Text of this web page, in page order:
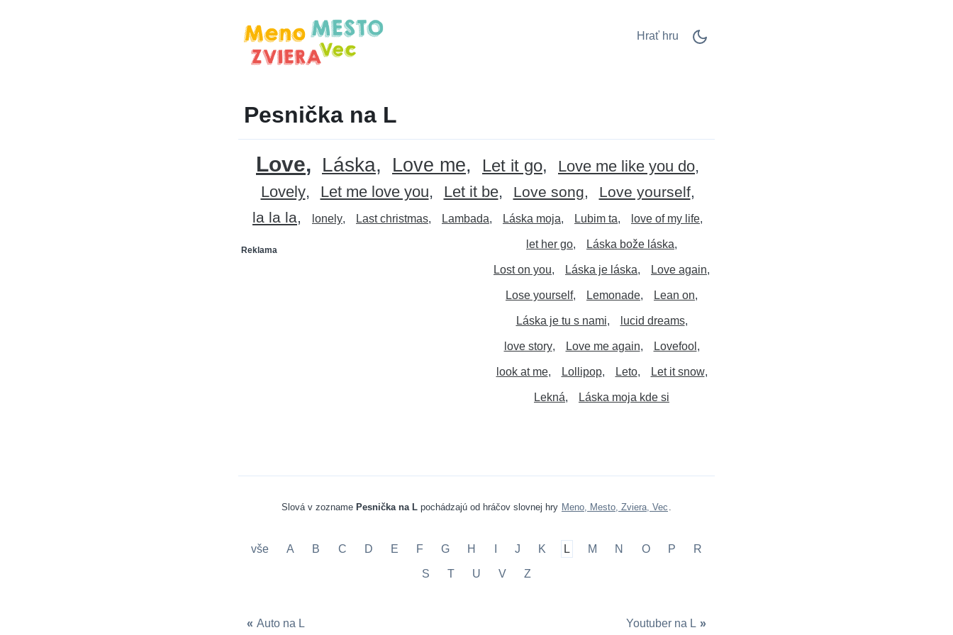
Hrať hru
Pesnička na L
Love Láska Love me Let it go
Love me like you do
Lovely
Let me love you Let it be Love song
Love yourself
la la la
lonely Last christmas Lambada Láska moja
Reklama
Lubim ta love of my life
let her go Láska bože láska
Lost on you Láska je láska Love again
Lose yourself Lemonade Lean on
Láska je tu s nami lucid dreams
love story Love me again Lovefool
look at me Lollipop Leto Let it snow
Lekná Láska moja kde si
Slová v zozname Pesnička na L pochádzajú od hráčov slovnej hry Meno, Mesto, Zviera, Vec .
vše A B C D E F G H J K L M N O P R
S T U V Z
« Auto na L Youtuber na L »